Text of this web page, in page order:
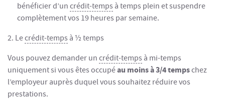
bénéficier d’uncrédit-temps à temps plein et suspendre
complètement vos 19 heures par semaine.
2. Lecrédit-temps à ½ temps
Vous pouvez demander un crédit-temps à mi-temps
uniquement si vous êtes occupéau moins à 3/4 tempschez
l’employeur auprès duquel vous souhaitez réduire vos
prestations.